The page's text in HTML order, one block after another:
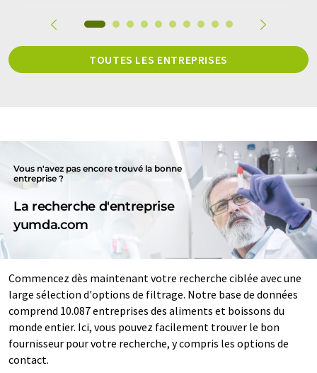
TOUTES LES ENTREPRISES
Vous n'avez pas encore trouvé la bonne
entreprise ?
La recherche d'entreprise
yumda.com
Commencez dès maintenant votre recherche ciblée avec une
large sélection d'options de filtrage. Notre base de données
comprend 10.087 entreprises des aliments et boissons du
monde entier. Ici, vous pouvez facilement trouver le bon
fournisseur pour votre recherche, y compris les options de
contact.